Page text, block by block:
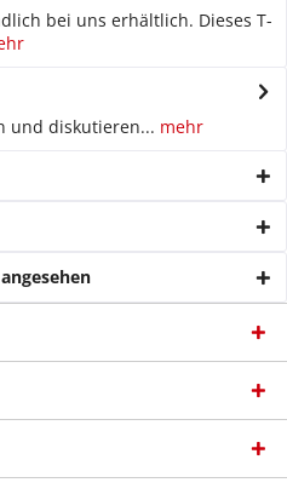
bei uns erhältlich. Dieses T-
und diskutieren... mehr